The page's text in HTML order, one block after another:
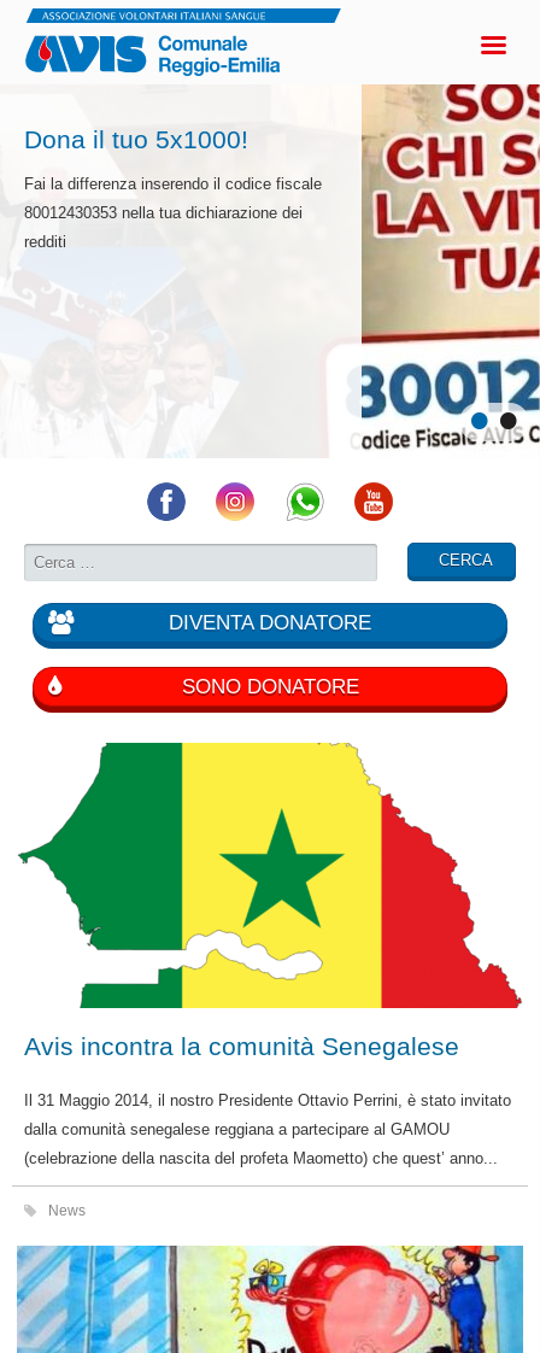
••
Dona il tuo 5x1000!
Fai la differenza inserendo il codice fiscale
80012430353 nella tua dichiarazione dei
redditi
DIVENTA DONATORE
SONO DONATORE
Avis incontra la comunità Senegalese
Il 31 Maggio 2014, il nostro Presidente Ottavio Perrini, è stato invitato
dalla comunità senegalese reggiana a partecipare al GAMOU
(celebrazione della nascita del profeta Maometto) che quest’ anno...
News